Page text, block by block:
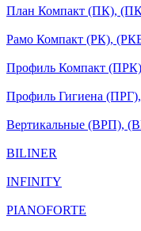
План Компакт (ПК),
Рамо Компакт (РК),
Профиль Компакт
Профиль Гигиена
Вертикальные (ВРП),
BILINER
INFINITY
PIANOFORTE